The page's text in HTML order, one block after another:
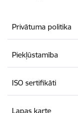
Privātuma politika
Piekļūstamība
ISO sertifikāti
Lapas karte